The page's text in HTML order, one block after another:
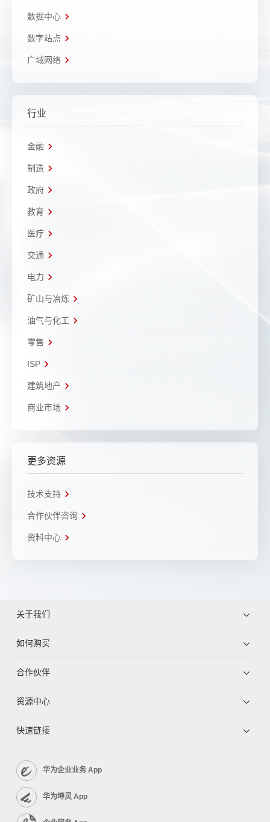
数据中心
数字站点
广域网络
行业
金融
制造
政府
教育
医疗
交通
电力
矿山与冶炼
油气与化工
零售
ISP
建筑地产
商业市场
更多资源
技术支持
合作伙伴咨询
资料中心
关于我们
如何购买
合作伙伴
资源中心
快速链接
华为企业业务 App
华为坤灵 App